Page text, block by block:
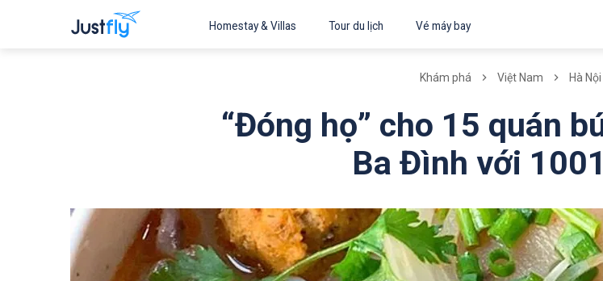
Homestay & Villas Tour du lịch Vé máy bay
Khám phá Việt Nam Hà Nội
“Đóng họ” cho 15 quán
Ba Đình với